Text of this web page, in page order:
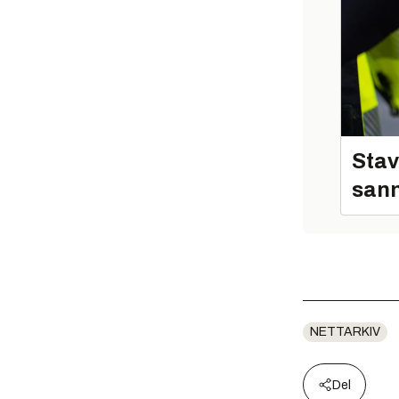
NETTARKIV
Del